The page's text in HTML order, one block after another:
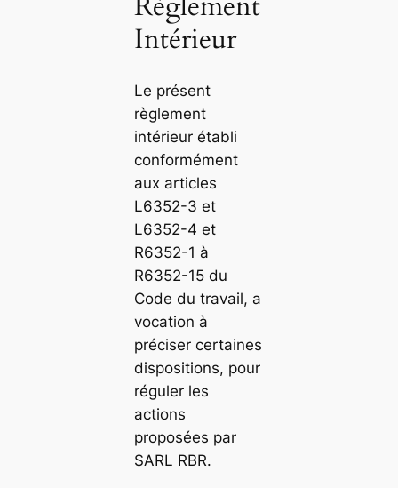
Intérieur
Le présent
règlement
intérieur établi
conformément
aux articles
L6352-3 et
L6352-4 et
R6352-1 à
R6352-15 du
Code du travail, a
vocation à
préciser certaines
dispositions, pour
réguler les
actions
proposées par
SARL RBR.